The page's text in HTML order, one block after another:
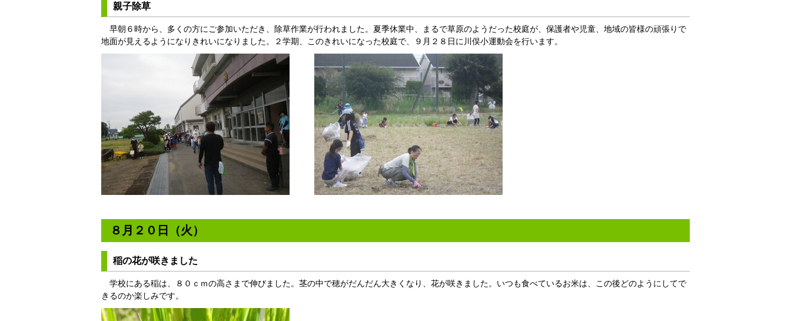
親子除草
早朝６時から、多くの方にご参加いただき、除草作業が行われました。夏季休業中、まるで草原のようだった校庭が、保護者や児童、地域の皆様の頑張りで
地面が見えるようになりきれいになりました。２学期、このきれいになった校庭で、９月２８日に川俣小運動会を行います。
８月２０日（火）
稲の花が咲きました
学校にある稲は、８０ｃｍの高さまで伸びました。茎の中で穂がだんだん大きくなり、花が咲きました。いつも食べているお米は、この後どのようにしてで
きるのか楽しみです。